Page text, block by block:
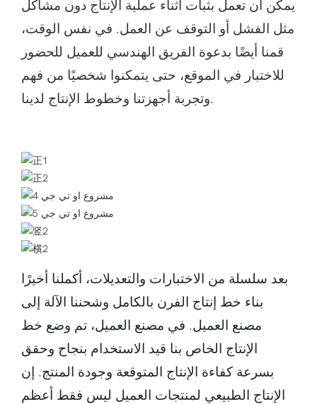
يمكن أن تعمل بثبات أثناء عملية الإنتاج دون مشاكل
مثل الفشل أو التوقف عن العمل. في نفس الوقت،
قمنا أيضًا بدعوة الفريق الهندسي للعميل للحضور
للاختبار في الموقع، حتى يتمكنوا شخصيًا من فهم
وتجربة أجهزتنا وخطوط الإنتاج لدينا.
بعد سلسلة من الاختبارات والتعديلات، أكملنا أخيرًا
بناء خط إنتاج الفرن بالكامل وشحننا الآلة إلى
مصنع العميل. في مصنع العميل، تم وضع خط
الإنتاج الخاص بنا قيد الاستخدام بنجاح وحقق
بسرعة كفاءة الإنتاج المتوقعة وجودة المنتج. إن
الإنتاج الطبيعي لمنتجات العميل ليس فقط أعظم